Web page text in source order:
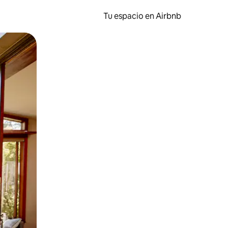
Tu espacio en Airbnb
tocando y deslizando la pantalla.